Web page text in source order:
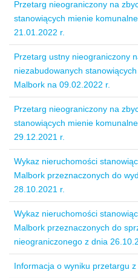
Przetarg nieograniczony na
stanowiących mienie
21.01.2022 r.
Przetarg ustny nieograniczony
niezabudowanych
Malbork na 09.02.2022 r.
Przetarg nieograniczony na
stanowiących mienie
29.12.2021 r.
Wykaz nieruchomości
Malbork przeznaczonych do
28.10.2021 r.
Wykaz nieruchomości
Malbork przeznaczonych do
nieograniczonego z dnia
Informacja o wyniku przetargu z